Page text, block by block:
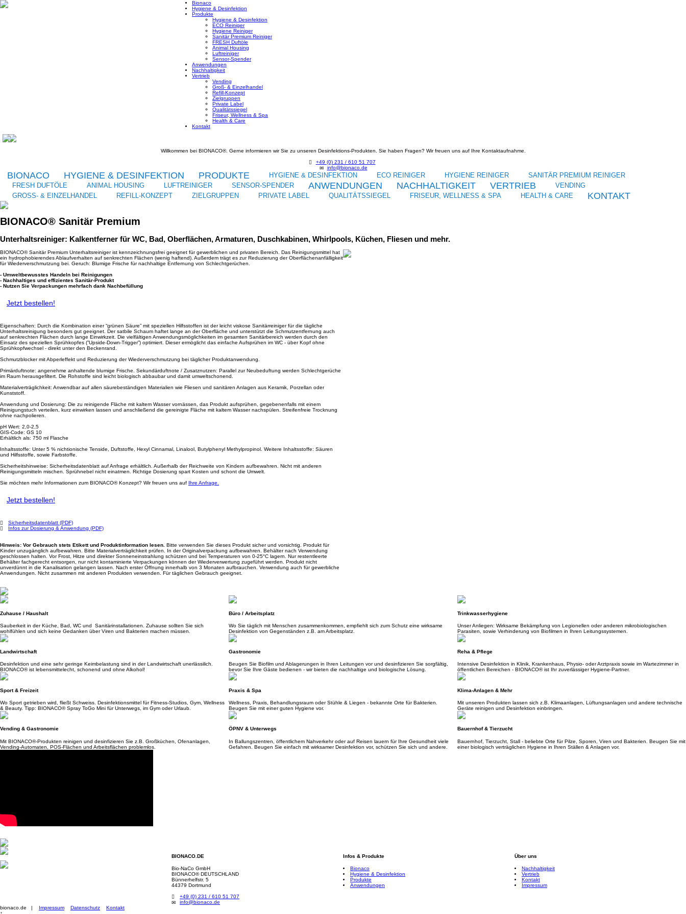
Bionaco
Hygiene & Desinfektion
Produkte
Hygiene & Desinfektion
ECO Reiniger
Hygiene Reiniger
Sanitär Premium Reiniger
FRESH Duftöle
Animal Housing
Luftreiniger
Sensor-Spender
Anwendungen
Nachhaltigkeit
Vertrieb
Vending
Groß- & Einzelhandel
Refill-Konzept
Zielgruppen
Private Label
Qualitätssiegel
Friseur, Wellness & Spa
Health & Care
Kontakt
Willkommen bei BIONACO®. Gerne informieren wir Sie zu unseren Desinfektions-Produkten. Sie haben Fragen? Wir freuen uns auf Ihre Kontaktaufnahme.
+49 (0) 231 / 610 51 707
info@bionaco.de
BIONACO HYGIENE & DESINFEKTION PRODUKTE HYGIENE & DESINFEKTION ECO REINIGER HYGIENE REINIGER
SANITÄR PREMIUM REINIGER
FRESH DUFTÖLE
ANIMAL HOUSING LUFTREINIGER SENSOR-SPENDER ANWENDUNGEN NACHHALTIGKEIT VERTRIEB
VENDING
GROSS- & EINZELHANDEL
REFILL-KONZEPT ZIELGRUPPEN PRIVATE LABEL QUALITÄTSSIEGEL FRISEUR, WELLNESS & SPA HEALTH & CARE KONTAKT
BIONACO® Sanitär Premium
Unterhaltsreiniger: Kalkentferner für WC, Bad, Oberflächen, Armaturen, Duschkabinen, Whirlpools, Küchen, Fliesen und mehr.
BIONACO® Sanitär Premium Unterhaltsreiniger ist kennzeichnungsfrei geeignet für gewerblichen und privaten Bereich. Das Reinigungsmittel hat
ein hydrophobierendes Ablaufverhalten auf senkrechten Flächen (wenig haftend). Außerdem trägt es zur Reduzierung der Oberflächenanfälligkeit
für Wiederverschmutzung bei. Geruch: Blumige Frische für nachhaltige Entfernung von Schlechtgerüchen.
- Umweltbewusstes Handeln bei Reinigungen
- Nachhaltiges und effizientes Sanitär-Produkt
- Nutzen Sie Verpackungen mehrfach dank Nachbefüllung
Jetzt bestellen!
Eigenschaften: Durch die Kombination einer “grünen Säure” mit speziellen Hilfsstoffen ist der leicht viskose Sanitärreiniger für die tägliche
Unterhaltsreinigung besonders gut geeignet. Der satbile Schaum haftet lange an der Oberfläche und unterstützt die Schmutzentfernung auch
auf senkrechten Flächen durch lange Einwirkzeit. Die vielfältigen Anwendungsmöglichkeiten im gesamten Sanitärbereich werden durch den
Einsatz des speziellen Sprühkopfes (”Upside-Down-Trigger”) optimiert. Dieser ermöglicht das einfache Aufsprühen im WC - über Kopf ohne
Sprühkopfwechsel - direkt unter den Beckenrand.
Schmutzblocker mit Abperleffekt und Reduzierung der Wiederverschmutzung bei täglicher Produktanwendung.
Primärduftnote: angenehme anhaltende blumige Frische. Sekundärduftnote / Zusatznutzen: Parallel zur Neubeduftung werden Schlechtgerüche
im Raum herausgefiltert. Die Rohstoffe sind leicht biologisch abbaubar und damit umweltschonend.
Materialverträglichkeit: Anwendbar auf allen säurebeständigen Materialien wie Fliesen und sanitären Anlagen aus Keramik, Porzellan oder
Kunststoff.
Anwendung und Dosierung: Die zu reinigende Fläche mit kaltem Wasser vornässen, das Produkt aufsprühen, gegebenenfalls mit einem
Reinigungstuch verteilen, kurz einwirken lassen und anschließend die gereinigte Fläche mit kaltem Wasser nachspülen. Streifenfreie Trocknung
ohne nachpolieren.
pH Wert: 2,0-2,5
GIS-Code: GS 10
Erhältlich als: 750 ml Flasche
Inhaltsstoffe: Unter 5 % nichtionische Tenside, Duftstoffe, Hexyl Cinnamal, Linalool, Butylphenyl Methylpropinol. Weitere Inhaltsstoffe: Säuren
und Hilfsstoffe, sowie Farbstoffe.
Sicherheitshinweise: Sicherheitsdatenblatt auf Anfrage erhältlich. Außerhalb der Reichweite von Kindern aufbewahren. Nicht mit anderen
Reinigungsmitteln mischen. Sprühnebel nicht einatmen. Richtige Dosierung spart Kosten und schont die Umwelt.
Sie möchten mehr Informationen zum BIONACO® Konzept? Wir freuen uns auf Ihre Anfrage.
Jetzt bestellen!
Sicherheitsdatenblatt (PDF)
Infos zur Dosierung & Anwendung (PDF)
Hinweis: Vor Gebrauch stets Etikett und Produktinformation lesen. Bitte verwenden Sie dieses Produkt sicher und vorsichtig. Produkt für
Kinder unzugänglich aufbewahren. Bitte Materialverträglichkeit prüfen. In der Originalverpackung aufbewahren. Behälter nach Verwendung
geschlossen halten. Vor Frost, Hitze und direkter Sonneneinstrahlung schützen und bei Temperaturen von 0-25°C lagern. Nur restentleerte
Behälter fachgerecht entsorgen, nur nicht kontaminierte Verpackungen können der Wiederverwertung zugeführt werden. Produkt nicht
unverdünnt in die Kanalisation gelangen lassen. Nach erster Öffnung innerhalb von 3 Monaten aufbrauchen. Verwendung auch für gewerbliche
Anwendungen. Nicht zusammen mit anderen Produkten verwenden. Für täglichen Gebrauch geeignet.
Zuhause / Haushalt
Sauberkeit in der Küche, Bad, WC und Sanitärinstallationen. Zuhause sollten Sie sich
wohlfühlen und sich keine Gedanken über Viren und Bakterien machen müssen.
Büro / Arbeitsplatz
Wo Sie täglich mit Menschen zusammenkommen, empfiehlt sich zum Schutz eine wirksame
Desinfektion von Gegenständen z.B. am Arbeitsplatz.
Trinkwasserhygiene
Unser Anliegen: Wirksame Bekämpfung von Legionellen oder anderen mikrobiologischen
Parasiten, sowie Verhinderung von Biofilmen in Ihren Leitungssystemen.
Landwirtschaft
Desinfektion und eine sehr geringe Keimbelastung sind in der Landwirtschaft unerlässilich.
BIONACO® ist lebensmittelecht, schonend und ohne Alkohol!
Gastronomie
Beugen Sie Biofilm und Ablagerungen in Ihren Leitungen vor und desinfizieren Sie sorgfältig,
bevor Sie Ihre Gäste bedienen - wir bieten die nachhaltige und biologische Lösung.
Reha & Pflege
Intensive Desinfektion in Klinik, Krankenhaus, Physio- oder Arztpraxis sowie im Wartezimmer in
öffentlichen Bereichen - BIONACO® ist Ihr zuverlässiger Hygiene-Partner.
Sport & Freizeit
Wo Sport getrieben wird, fließt Schweiss. Desinfektionsmittel für Fitness-Studios, Gym, Wellness
& Beauty. Tipp: BIONACO® Spray ToGo Mini für Unterwegs, im Gym oder Urlaub.
Praxis & Spa
Wellness, Praxis, Behandlungsraum oder Stühle & Liegen - bekannte Orte für Bakterien.
Beugen Sie mit einer guten Hygiene vor.
Klima-Anlagen & Mehr
Mit unseren Produkten lassen sich z.B. Klimaanlagen, Lüftungsanlagen und andere technische
Geräte reinigen und Desinfektion einbringen.
Vending & Gastronomie
Mit BIONACO®-Produkten reinigen und desinfizieren Sie z.B. Großküchen, Ofenanlagen,
Vending-Automaten, POS-Flächen und Arbeitsflächen problemlos.
ÖPNV & Unterwegs
In Ballungszentren, öffentlichem Nahverkehr oder auf Reisen lauern für Ihre Gesundheit viele
Gefahren. Beugen Sie einfach mit wirksamer Desinfektion vor, schützen Sie sich und andere.
Bauernhof & Tierzucht
Bauernhof, Tierzucht, Stall - beliebte Orte für Pilze, Sporen, Viren und Bakterien. Beugen Sie mit
einer biologisch verträglichen Hygiene in Ihren Ställen & Anlagen vor.
BIONACO.DE
Bio-NaCo GmbH
BIONACO® DEUTSCHLAND
Bünnerhelfstr. 5
44379 Dortmund
+49 (0) 231 / 610 51 707
info@bionaco.de
Infos & Produkte
Bionaco
Hygiene & Desinfektion
Produkte
Anwendungen
Über uns
Nachhaltigkeit
Vertrieb
Kontakt
Impressum
bionaco.de | Impressum Datenschutz
Kontakt